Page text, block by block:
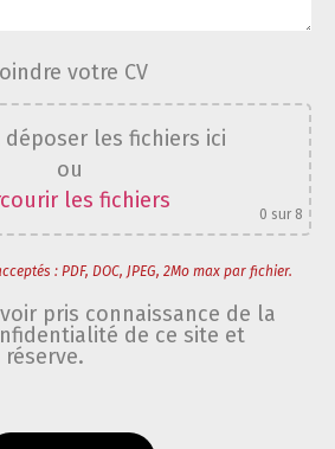
votre CV
déposer les fichiers ici
ou
les fichiers
0 sur 8
: PDF, DOC, JPEG, 2Mo max par fichier.
pris connaissance de la
de ce site et
réserve.